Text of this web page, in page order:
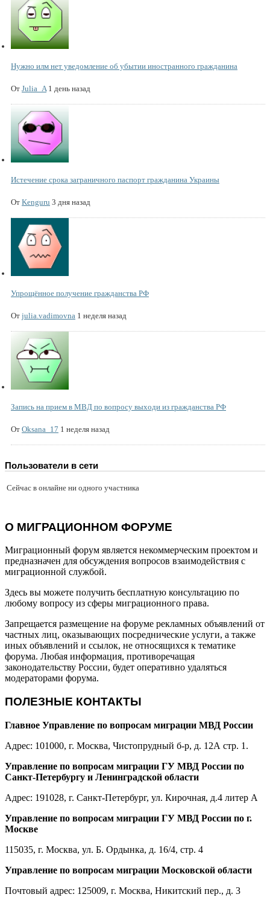
Нужно илм нет уведомление об убытии иностранного гражданина
От Julia_A 1 день назад
Истечение срока заграничного паспорт гражданина Украины
От Kenguru 3 дня назад
Упрощённое получение гражданства РФ
От julia.vadimovna 1 неделя назад
Запись на прием в МВД по вопросу выходи из гражданства РФ
От Oksana_17 1 неделя назад
Пользователи в сети
Сейчас в онлайне ни одного участника
О МИГРАЦИОННОМ ФОРУМЕ
Миграционный форум является некоммерческим проектом и
предназначен для обсуждения вопросов взаимодействия с
миграционной службой.
Здесь вы можете получить бесплатную консультацию по
любому вопросу из сферы миграционного права.
Запрещается размещение на форуме рекламных объявлений от
частных лиц, оказывающих посреднические услуги, а также
иных объявлений и ссылок, не относящихся к тематике
форума. Любая информация, противоречащая
законодательству России, будет оперативно удаляться
модераторами форума.
ПОЛЕЗНЫЕ КОНТАКТЫ
Главное Управление по вопросам миграции МВД России
Адрес: 101000, г. Москва, Чистопрудный б-р, д. 12А стр. 1.
Управление по вопросам миграции ГУ МВД России по
Санкт-Петербургу и Ленинградской области
Адрес: 191028, г. Санкт-Петербург, ул. Кирочная, д.4 литер А
Управление по вопросам миграции ГУ МВД России по г.
Москве
115035, г. Москва, ул. Б. Ордынка, д. 16/4, стр. 4
Управление по вопросам миграции Московской области
Почтовый адрес: 125009, г. Москва, Никитский пер., д. 3